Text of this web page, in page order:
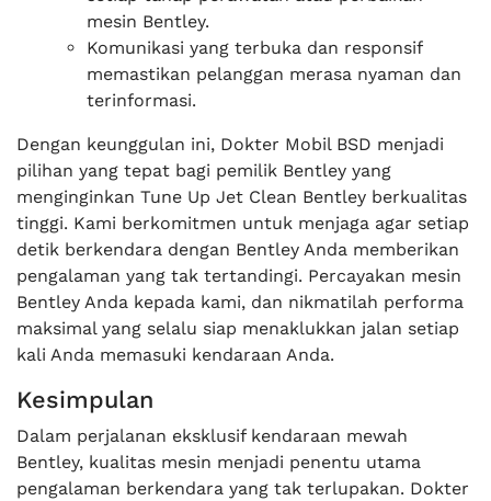
mesin Bentley.
Komunikasi yang terbuka dan responsif
memastikan pelanggan merasa nyaman dan
terinformasi.
Dengan keunggulan ini, Dokter Mobil BSD menjadi
pilihan yang tepat bagi pemilik Bentley yang
menginginkan Tune Up Jet Clean Bentley berkualitas
tinggi. Kami berkomitmen untuk menjaga agar setiap
detik berkendara dengan Bentley Anda memberikan
pengalaman yang tak tertandingi. Percayakan mesin
Bentley Anda kepada kami, dan nikmatilah performa
maksimal yang selalu siap menaklukkan jalan setiap
kali Anda memasuki kendaraan Anda.
Kesimpulan
Dalam perjalanan eksklusif kendaraan mewah
Bentley, kualitas mesin menjadi penentu utama
pengalaman berkendara yang tak terlupakan. Dokter